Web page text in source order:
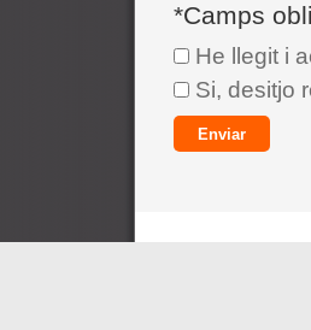
*Camps
He llegit i
Si, desitjo